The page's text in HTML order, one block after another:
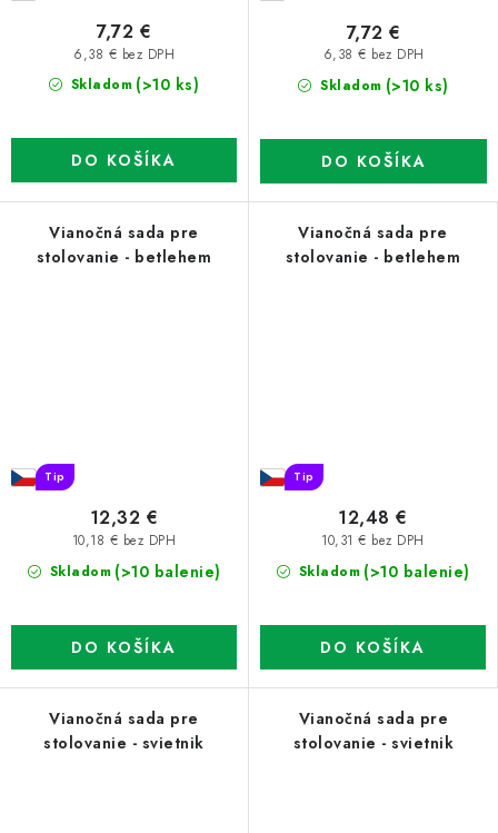
Skladom (>10 ks)
6,38 € bez DPH
7,72 €
DO KOŠÍKA
Skladom (>10 ks)
6,38 € bez DPH
7,72 €
DO KOŠÍKA
Vianočná sada pre
stolovanie - betlehem
Tip
Skladom (>10 balenie)
10,18 € bez DPH
12,32 €
DO KOŠÍKA
Vianočná sada pre
stolovanie - betlehem
Tip
Skladom (>10 balenie)
10,31 € bez DPH
12,48 €
DO KOŠÍKA
Vianočná sada pre
stolovanie - svietnik
Vianočná sada pre
stolovanie - svietnik